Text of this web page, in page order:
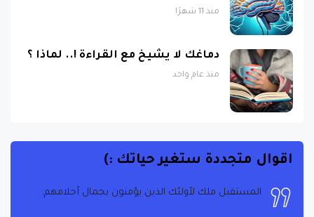
منذ 11 شهرًا
دماغك لا يشيخ مع القراءة !.. لماذا ؟
منذ عام واحد
اقوال متجددة ستغير حياتك :)
المستقبل ملك لأولئك الذين يؤمنون بجمال أحلامهم.